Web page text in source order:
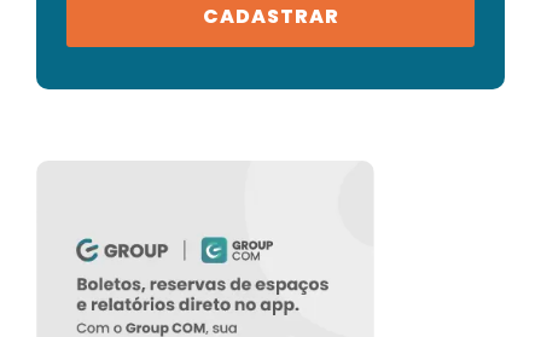
CADASTRAR